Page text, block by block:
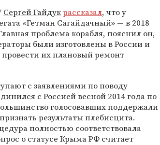
Сергей Гайдукрассказал, что у
«Гетман Сагайдачный» — в 2018
проблема корабля, пояснил он,
были изготовлены в России и
их плановый ремонт
с заявлениями по поводу
с Россией весной 2014 года по
голосовавших поддержали
результаты плебисцита.
полностью соответствовала
о статусе Крыма РФ считает